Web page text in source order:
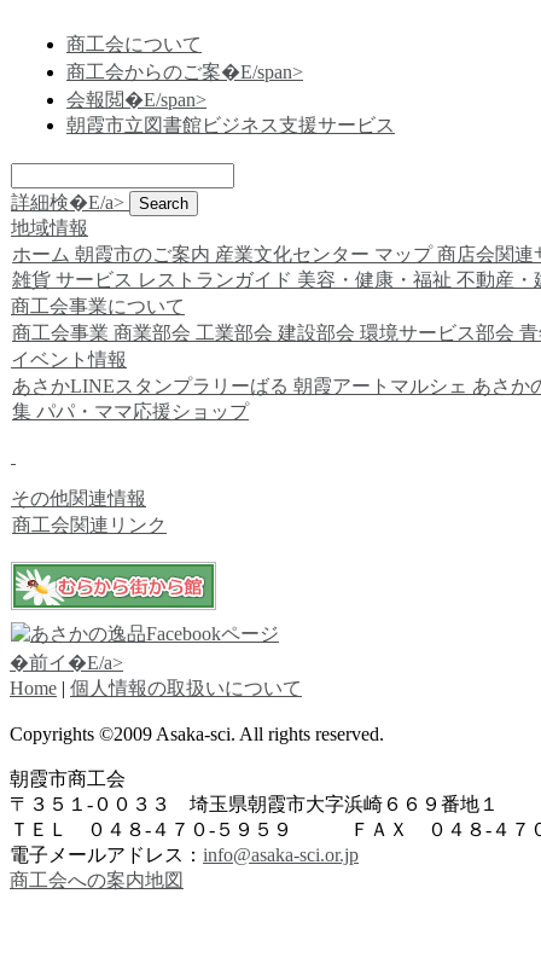
商工会について
商工会からのご案�E/span>
会報閲�E/span>
朝霞市立図書館ビジネス支援サービス
詳細検�E/a>
地域情報
ホーム 朝霞市のご案内 産業文化センター マップ 商店会関連
雑貨 サービス レストランガイド 美容・健康・福祉 不動産・
商工会事業について
商工会事業 商業部会 工業部会 建設部会 環境サービス部会
イベント情報
あさかLINEスタンプラリーばる 朝霞アートマルシェ あさか
集 パパ・ママ応援ショップ
その他関連情報
商工会関連リンク
�前イ�E/a>
Home | 個人情報の取扱いについて
Copyrights ©2009 Asaka-sci. All rights reserved.
朝霞市商工会
〒３５１-００３３ 埼玉県朝霞市大字浜崎６６９番地１
ＴＥＬ ０４８-４７０-５９５９ ＦＡＸ ０４８-４７
電子メールアドレス： info@asaka-sci.or.jp
商工会への案内地図